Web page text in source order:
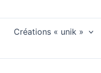
Créations « unik »